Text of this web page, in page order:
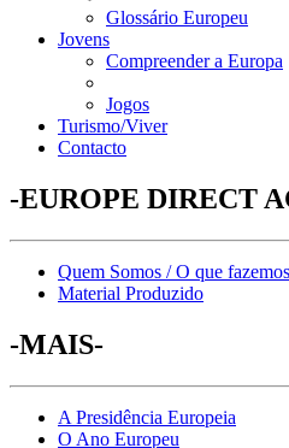
Glossário Europeu
Jovens
Compreender a Europa
Jogos
Turismo/Viver
Contacto
-EUROPE DIRECT
Quem Somos / O que fazemos
Material Produzido
-MAIS-
A Presidência Europeia
O Ano Europeu